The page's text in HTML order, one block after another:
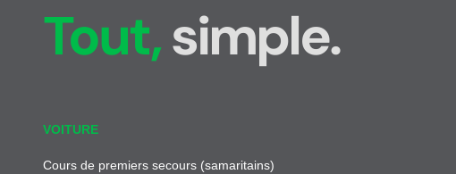
Tout,simple.
VOITURE
Cours de premiers secours (samaritains)